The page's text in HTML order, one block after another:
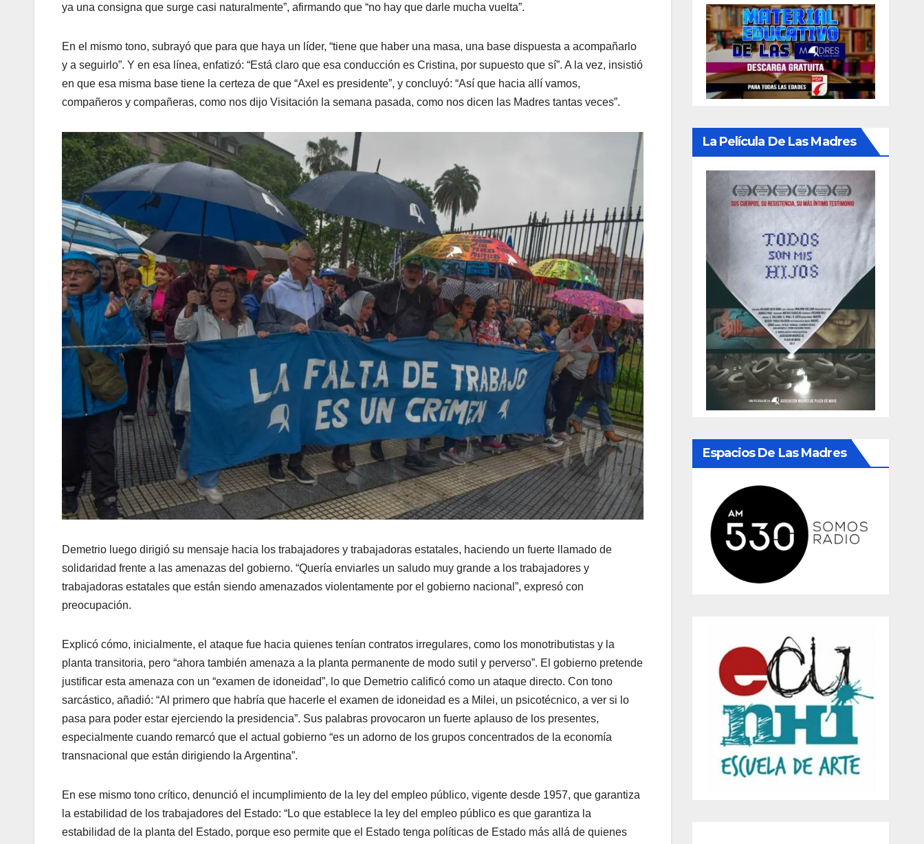
ya una consigna que surge casi naturalmente”, afirmando que “no hay que darle mucha vuelta”.
En el mismo tono, subrayó que para que haya un líder, “tiene que haber una masa, una base dispuesta a acompañarlo
y a seguirlo”. Y en esa línea, enfatizó: “Está claro que esa conducción es Cristina, por supuesto que sí”. A la vez, insistió
en que esa misma base tiene la certeza de que “Axel es presidente”, y concluyó: “Así que hacia allí vamos,
compañeros y compañeras, como nos dijo Visitación la semana pasada, como nos dicen las Madres tantas veces”.
Demetrio luego dirigió su mensaje hacia los trabajadores y trabajadoras estatales, haciendo un fuerte llamado de
solidaridad frente a las amenazas del gobierno. “Quería enviarles un saludo muy grande a los trabajadores y
trabajadoras estatales que están siendo amenazados violentamente por el gobierno nacional”, expresó con
preocupación.
Explicó cómo, inicialmente, el ataque fue hacia quienes tenían contratos irregulares, como los monotributistas y la
planta transitoria, pero “ahora también amenaza a la planta permanente de modo sutil y perverso”. El gobierno pretende
justificar esta amenaza con un “examen de idoneidad”, lo que Demetrio calificó como un ataque directo. Con tono
sarcástico, añadió: “Al primero que habría que hacerle el examen de idoneidad es a Milei, un psicotécnico, a ver si lo
pasa para poder estar ejerciendo la presidencia”. Sus palabras provocaron un fuerte aplauso de los presentes,
especialmente cuando remarcó que el actual gobierno “es un adorno de los grupos concentrados de la economía
transnacional que están dirigiendo la Argentina”.
En ese mismo tono crítico, denunció el incumplimiento de la ley del empleo público, vigente desde 1957, que garantiza
la estabilidad de los trabajadores del Estado: “Lo que establece la ley del empleo público es que garantiza la
estabilidad de la planta del Estado, porque eso permite que el Estado tenga políticas de Estado más allá de quienes
La Película De Las Madres
Espacios De Las Madres